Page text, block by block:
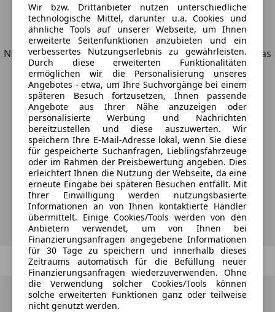
Entdecke ähnliche Fahrzeuge
Nicht ganz deine Suchkriterien, aber vielleicht genau, was
du suchst.
Möchtest du automatisch über neue
Fahrzeuge zu deiner Suche informiert
werden?
Suche speichern
Zurück /1 Weiter
Wir bzw. Drittanbieter nutzen unterschiedliche
technologische Mittel, darunter u.a. Cookies und
ähnliche Tools auf unserer Webseite, um Ihnen
erweiterte Seitenfunktionen anzubieten und ein
verbessertes Nutzungserlebnis zu gewährleisten.
Durch diese erweiterten Funktionalitäten
ermöglichen wir die Personalisierung unseres
Angebotes - etwa, um Ihre Suchvorgänge bei einem
späteren Besuch fortzusetzen, Ihnen passende
Angebote aus Ihrer Nähe anzuzeigen oder
personalisierte Werbung und Nachrichten
bereitzustellen und diese auszuwerten. Wir
speichern Ihre E-Mail-Adresse lokal, wenn Sie diese
für gespeicherte Suchanfragen, Lieblingsfahrzeuge
oder im Rahmen der Preisbewertung angeben. Dies
erleichtert Ihnen die Nutzung der Webseite, da eine
erneute Eingabe bei späteren Besuchen entfällt. Mit
Ihrer Einwilligung werden nutzungsbasierte
Informationen an von Ihnen kontaktierte Händler
übermittelt. Einige Cookies/Tools werden von den
Anbietern verwendet, um von Ihnen bei
Finanzierungsanfragen angegebene Informationen
für 30 Tage zu speichern und innerhalb dieses
Zeitraums automatisch für die Befüllung neuer
Finanzierungsanfragen wiederzuverwenden. Ohne
die Verwendung solcher Cookies/Tools können
solche erweiterten Funktionen ganz oder teilweise
nicht genutzt werden.